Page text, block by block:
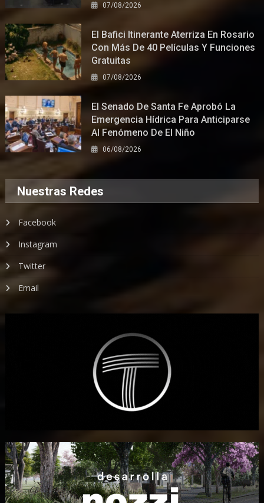
07/08/2026
El Bafici Itinerante Aterriza En Rosario
Con Más De 40 Películas Y Funciones
Gratuitas
07/08/2026
El Senado De Santa Fe Aprobó La
Emergencia Hídrica Para Anticiparse
Al Fenómeno De El Niño
06/08/2026
Nuestras Redes
Facebook
Instagram
Twitter
Email